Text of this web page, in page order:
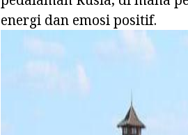
energi dan emosi positif.